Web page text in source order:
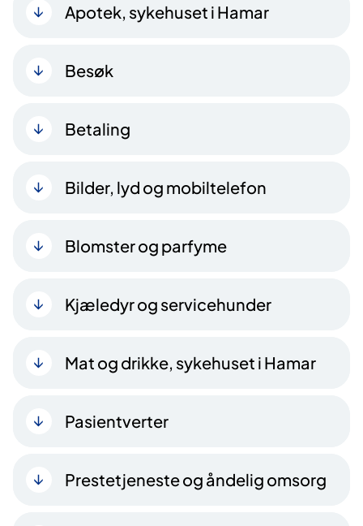
Apotek, sykehuset i Hamar
Besøk
Betaling
Bilder, lyd og mobiltelefon
Blomster og parfyme
Kjæledyr og servicehu​​nder
Mat og drikke, sykehuset i Hamar
Pasientverter
Prestetjeneste og åndelig omsorg